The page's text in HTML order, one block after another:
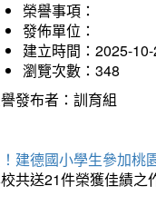
榮譽事項：
發佈單位：
建立時間：2025-
瀏覽次數：348
發布者：訓育組
建德國小學生參加桃
共送21件榮獲佳績之